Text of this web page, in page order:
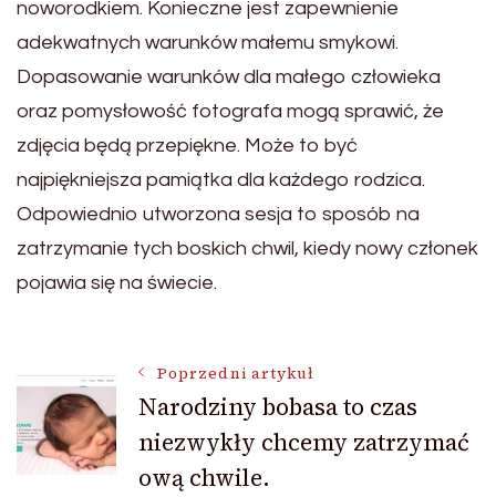
noworodkiem. Konieczne jest zapewnienie
adekwatnych warunków małemu smykowi.
Dopasowanie warunków dla małego człowieka
oraz pomysłowość fotografa mogą sprawić, że
zdjęcia będą przepiękne. Może to być
najpiękniejsza pamiątka dla każdego rodzica.
Odpowiednio utworzona sesja to sposób na
zatrzymanie tych boskich chwil, kiedy nowy członek
pojawia się na świecie.
Nawigacja
wpisu
Poprzedni artykuł
Narodziny bobasa to czas
niezwykły chcemy zatrzymać
ową chwile.